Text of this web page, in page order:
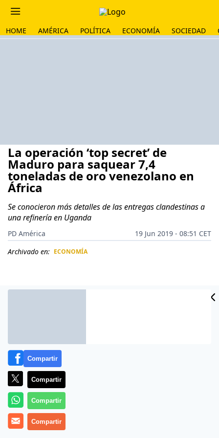
HOME AMÉRICA POLÍTICA ECONOMÍA SOCIEDAD
La operación ‘top secret’ de
Maduro para saquear 7,4
toneladas de oro venezolano en
África
Se conocieron más detalles de las entregas clandestinas a
una refinería en Uganda
PD América
19 Jun 2019 - 08:51 CET
Archivado en: ECONOMÍA
Más información
Compartir
Compartir
Compartir
Compartir